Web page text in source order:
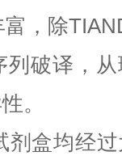
富，除
破译，
。
剂盒均经